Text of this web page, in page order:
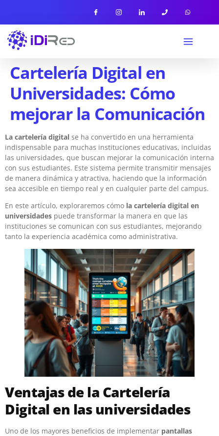
Cartelería Digital en
Universidades: Cómo
mejorar la Comunicación
La cartelería digital se ha convertido en una herramienta
indispensable para muchas instituciones educativas, incluidas
las universidades, que buscan mejorar la comunicación interna
con sus estudiantes. Este sistema permite transmitir mensajes
de manera dinámica y atractiva, haciendo que la información
sea accesible en tiempo real y en cualquier parte del campus.
En este artículo, exploraremos cómo la cartelería digital en
universidades puede transformar la manera en que las
instituciones se comunican con sus estudiantes, mejorando
tanto la experiencia académica como administrativa.
Ventajas de la Cartelería
Digital en las universidades
Uno de los mayores beneficios de implementar pantallas